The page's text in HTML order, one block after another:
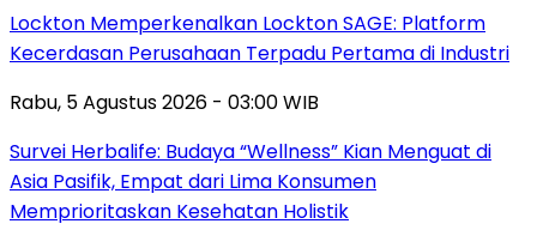
Lockton Memperkenalkan Lockton SAGE: Platform
Kecerdasan Perusahaan Terpadu Pertama di Industri
Rabu, 5 Agustus 2026 - 03:00 WIB
Survei Herbalife: Budaya “Wellness” Kian Menguat di
Asia Pasifik, Empat dari Lima Konsumen
Memprioritaskan Kesehatan Holistik